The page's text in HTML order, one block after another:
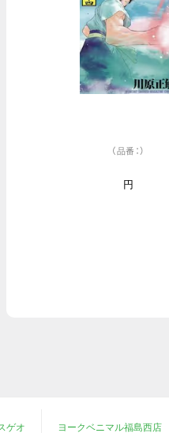
（品番：）
円
ゲオ ヨークベニマル福島西店